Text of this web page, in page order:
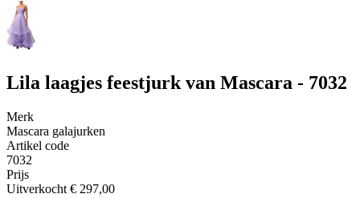
Lila laagjes feestjurk van Mascara - 7032
Merk
Mascara galajurken
Artikel code
7032
Prijs
Uitverkocht € 297,00